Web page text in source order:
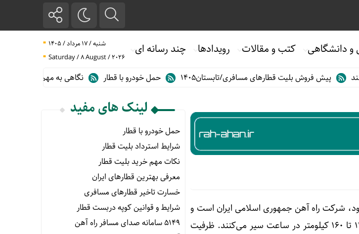
و دانشگاهی کتب و مقالات رویدادها چند رسانه ای
شنبه / ۱۷ مرداد / ۱۴۰۵
Saturday / 8 August / 2026
پیش فروش بلیت قطارهای مسافری/تابستان۱۴۰۵ حمل خودرو با قطار نگاهی به مهم ترین آمارهای حمل و نقل
شرکت راه آهن جمهوری اسلامی ایران است و
در بخش مسافری قطارها در این خط ریلی با سرعت ۱۲۰ تا ۱۶۰ کیلومتر در ساعت سیر می‌کنند. ظرفیت
لینک های مفید
حمل خودرو با قطار
شرایط استرداد بلیت قطار
نکات مهم خرید بلیت قطار
معرفی بهترین قطارهای ایران
خسارت تاخیر قطارهای مسافری
شرایط و قوانین کوپه دربست قطار
۵۱۴۹ سامانه صدای مسافر راه آهن